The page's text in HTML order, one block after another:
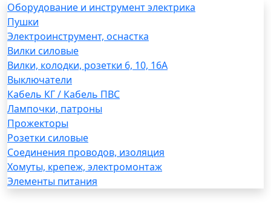
Оборудование и инструмент электрика
Пушки
Электроинструмент, оснастка
Вилки силовые
Вилки, колодки, розетки 6, 10, 16А
Выключатели
Кабель КГ / Кабель ПВС
Лампочки, патроны
Прожекторы
Розетки силовые
Соединения проводов, изоляция
Хомуты, крепеж, электромонтаж
Элементы питания